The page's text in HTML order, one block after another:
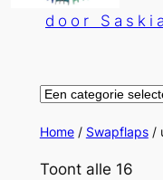
door
Een
categorie
Home/ Swapflaps/
Toont alle 16